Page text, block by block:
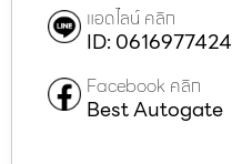
แอดไลน์ คลิก
ID: 0616977424
Facebook คลิก
Best Autogate